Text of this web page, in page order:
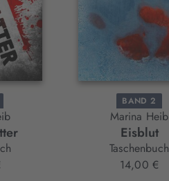
BAND 2
Marina Heib
Eisblut
Taschenbuch
14,00 €